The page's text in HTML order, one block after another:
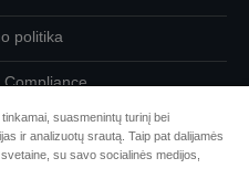
politika
Compliance
dėl savo duomenų
suasmenintų turinį bei
ir analizuotų srautą. Taip pat dalijamės
su savo socialinės medijos,